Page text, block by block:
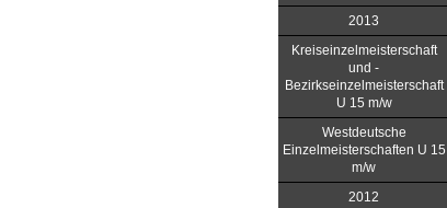
2013
Kreiseinzelmeisterschaft
und -
Bezirkseinzelmeisterschaft
U 15 m/w
Westdeutsche
Einzelmeisterschaften U 15
m/w
2012